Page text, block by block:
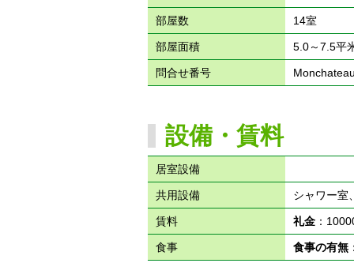
部屋数 14室
部屋面積 5.0～7.5平
問合せ番号
設備・賃料
居室設備
共用設備 シャワー室
賃料 礼金：
食事 食事の有無